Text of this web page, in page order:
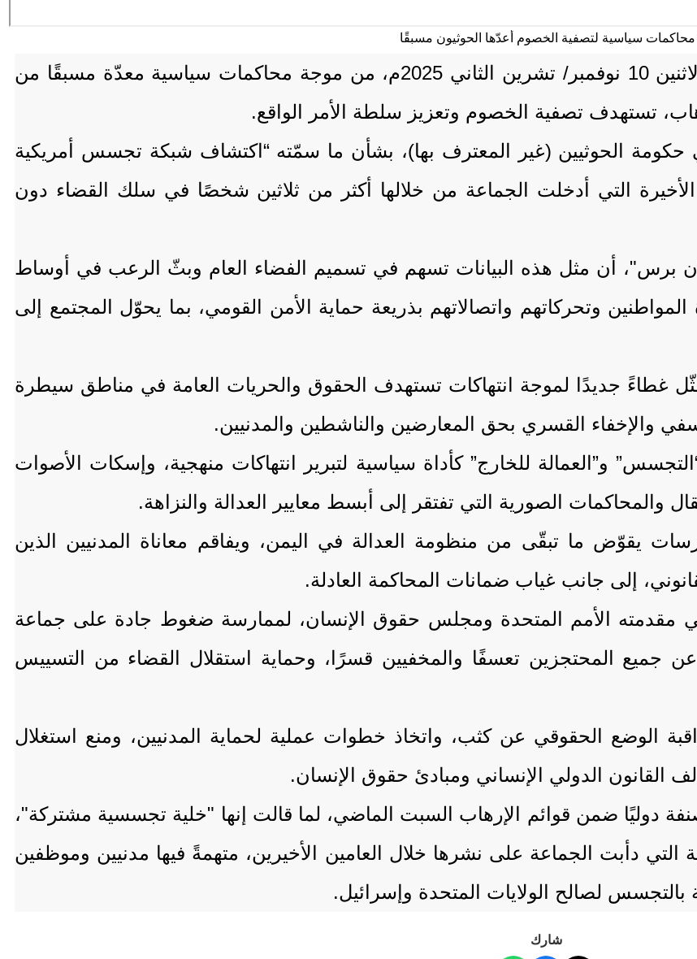
حذرت منظمة سام للحقوق والحريات "سام"، الاثنين 10 نوفمبر/ تشرين الثاني 2025م، من موجة محاكمات سياسية معدّة مسبقًا من
تستهدف تصفية الخصوم وتعزيز سلطة الأمر الواقع.
الحوثيين (غير المعترف بها)، بشأن ما سمّته “اكتشاف شبكة تجسس أمريكية
الأخيرة التي أدخلت الجماعة من خلالها أكثر من ثلاثين شخصًا في سلك القضاء دون
برس"، أن مثل هذه البيانات تسهم في تسميم الفضاء العام وبثّ الرعب في أوساط
المواطنين وتحركاتهم واتصالاتهم بذريعة حماية الأمن القومي، بما يحوّل المجتمع إلى
تمثّل غطاءً جديدًا لموجة انتهاكات تستهدف الحقوق والحريات العامة في مناطق سيطرة
والإخفاء القسري بحق المعارضين والناشطين والمدنيين.
و”العمالة للخارج” كأداة سياسية لتبرير انتهاكات منهجية، وإسكات الأصوات
والمحاكمات الصورية التي تفتقر إلى أبسط معايير العدالة والنزاهة.
يقوّض ما تبقّى من منظومة العدالة في اليمن، ويفاقم معاناة المدنيين الذين
إلى جانب غياب ضمانات المحاكمة العادلة.
مقدمته الأمم المتحدة ومجلس حقوق الإنسان، لممارسة ضغوط جادة على جماعة
عن جميع المحتجزين تعسفًا والمخفيين قسرًا، وحماية استقلال القضاء من التسييس
الوضع الحقوقي عن كثب، واتخاذ خطوات عملية لحماية المدنيين، ومنع استغلال
القانون الدولي الإنساني ومبادئ حقوق الإنسان.
دوليًا ضمن قوائم الإرهاب السبت الماضي، لما قالت إنها "خلية تجسسية مشتركة"،
دأبت الجماعة على نشرها خلال العامين الأخيرين، متهمةً فيها مدنيين وموظفين
لصالح الولايات المتحدة وإسرائيل.
شارك